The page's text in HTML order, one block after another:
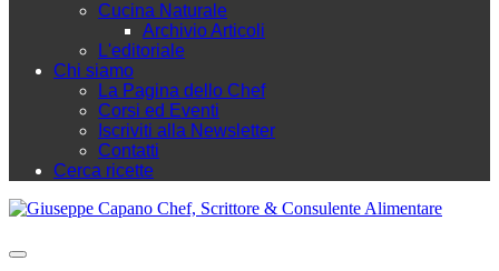
Cucina Naturale
Archivio Articoli
L'editoriale
Chi siamo
La Pagina dello Chef
Corsi ed Eventi
Iscriviti alla Newsletter
Contatti
Cerca ricette